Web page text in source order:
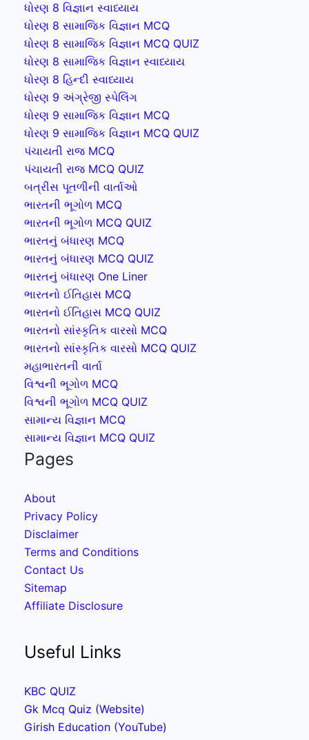
ધોરણ 8 વિજ્ઞાન સ્વાધ્યાય
ધોરણ 8 સામાજિક વિજ્ઞાન MCQ
ધોરણ 8 સામાજિક વિજ્ઞાન MCQ QUIZ
ધોરણ 8 સામાજિક વિજ્ઞાન સ્વાધ્યાય
ધોરણ 8 હિન્દી સ્વાધ્યાય
ધોરણ 9 અંગ્રેજી સ્પેલિંગ
ધોરણ 9 સામાજિક વિજ્ઞાન MCQ
ધોરણ 9 સામાજિક વિજ્ઞાન MCQ QUIZ
પંચાયતી રાજ MCQ
પંચાયતી રાજ MCQ QUIZ
બત્રીસ પૂતળીની વાર્તાઓ
ભારતની ભૂગોળ MCQ
ભારતની ભૂગોળ MCQ QUIZ
ભારતનું બંધારણ MCQ
ભારતનું બંધારણ MCQ QUIZ
ભારતનું બંધારણ One Liner
ભારતનો ઈતિહાસ MCQ
ભારતનો ઈતિહાસ MCQ QUIZ
ભારતનો સાંસ્કૃતિક વારસો MCQ
ભારતનો સાંસ્કૃતિક વારસો MCQ QUIZ
મહાભારતની વાર્તા
વિશ્વની ભૂગોળ MCQ
વિશ્વની ભૂગોળ MCQ QUIZ
સામાન્ય વિજ્ઞાન MCQ
સામાન્ય વિજ્ઞાન MCQ QUIZ
Pages
About
Privacy Policy
Disclaimer
Terms and Conditions
Contact Us
Sitemap
Affiliate Disclosure
Useful Links
KBC QUIZ
Gk Mcq Quiz (Website)
Girish Education (YouTube)